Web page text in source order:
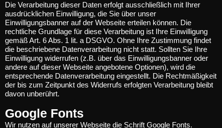
Die Verarbeitung dieser Daten erfolgt ausschließlich mit Ihrer
ausdrücklichen Einwilligung, die Sie über unser
Einwilligungsbanner auf der Webseite erteilen können. Die
rechtliche Grundlage für diese Verarbeitung ist Ihre Einwilligung
gemäß Art. 6 Abs. 1 lit. a DSGVO. Ohne Ihre Zustimmung findet
die beschriebene Datenverarbeitung nicht statt. Sollten Sie Ihre
Einwilligung widerrufen (z.B. über das Einwilligungsbanner oder
andere auf dieser Webseite angebotene Optionen), wird die
entsprechende Datenverarbeitung eingestellt. Die Rechtmäßigkeit
der bis zum Zeitpunkt des Widerrufs erfolgten Verarbeitung bleibt
davon unberührt.
Google Fonts
Wir nutzen auf unserer Webseite die Schrift Google Fonts.